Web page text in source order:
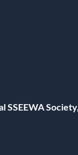
SSEEWA Society,